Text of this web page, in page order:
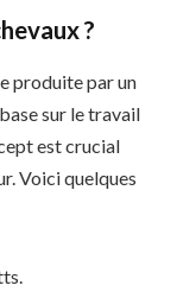
?
produite par un
sur le travail
est crucial
Voici quelques